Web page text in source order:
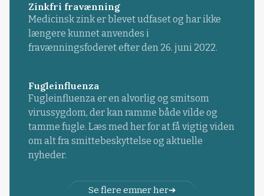
Zinkfri fravænning
Medicinsk zink er blevet udfaset og har ikke
længere kunnet anvendes i
fravænningsfoderet efter den 26. juni 2022.
Fugleinfluenza
Fugleinfluenza er en alvorlig og smitsom
virussygdom, der kan ramme både vilde og
tamme fugle. Læs med her for at få vigtig viden
om alt fra smittebeskyttelse og aktuelle
nyheder.
Se flere emner her